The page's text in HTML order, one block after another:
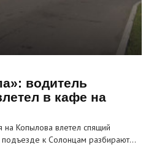
водитель
в кафе на
на Копылова влетел спящий
подъезде к Солонцам разбирают…